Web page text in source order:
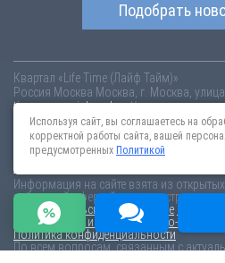
Подобрать
Квартал «Life Time (Лайф Тайм)»
Россия Москва Москва, г. Москва,
time.novopoisk.msk.ruКупить квартиру
Time (Лайф Тайм)» от «Sminex» в
различных планировок от 44.23 млн
Информация на сайте взята из
публичной офертой и
Пользовательское соглашение
Пояснение об информационно-
Политика конфиденциальности
По всем вопросам, связанным с
Используя сайт, вы соглашаетесь на
корректной работы сайта, вашей
предусмотренных Политикой